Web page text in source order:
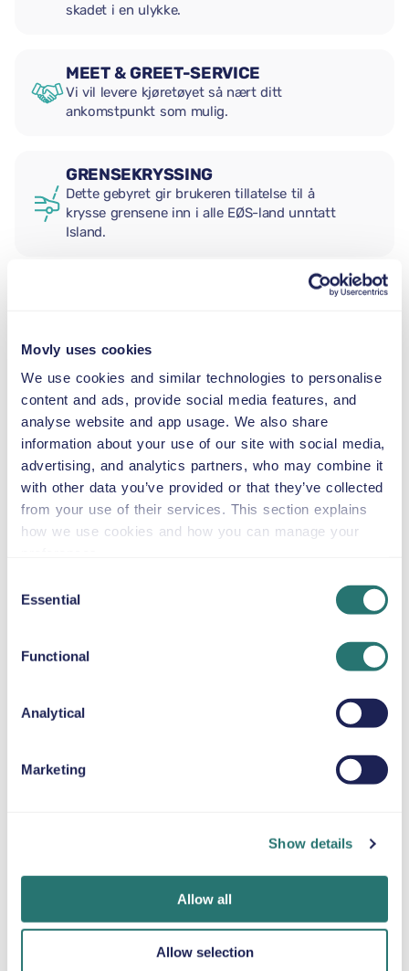
Movly uses cookies
We use cookies and similar technologies to personalise
content and ads, provide social media features, and
analyse website and app usage. We also share
information about your use of our site with social media,
advertising, and analytics partners, who may combine it
with other data you’ve provided or that they’ve collected
from your use of their services. This section explains
how we use cookies and how you can manage your
Selection
Essential
Functional
Analytical
Marketing
Show details
Allow all
Allow selection
skadet i en ulykke.
MEET & GREET-SERVICE
Vi vil levere kjøretøyet så nært ditt
ankomstpunkt som mulig.
GRENSEKRYSSING
Dette gebyret gir brukeren tillatelse til å
krysse grensene inn i alle EØS-land unntatt
Island.
BABYBILSTOL
2,5–13 kg
SMÅBARNSSTOL
9–18 kg
BELTESTOL
SNØKJETTINGER
få minutter på
direkte fra mobilen
med appen vår.
Last opp
dokumentene dine